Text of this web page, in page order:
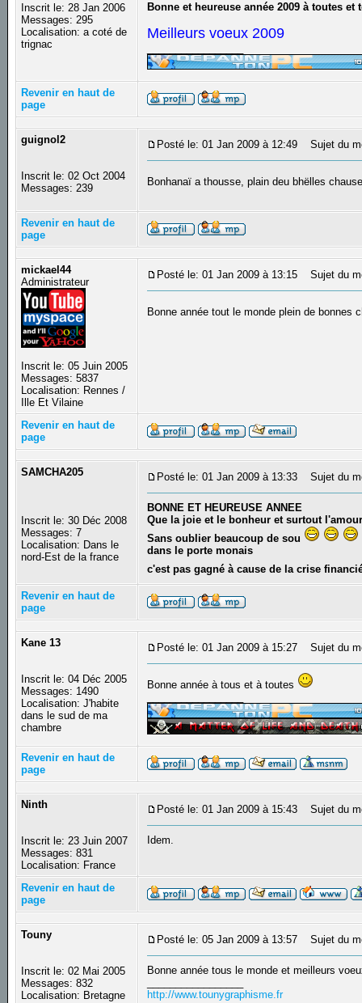
Inscrit le: 28 Jan 2006
Messages: 295
Localisation: a coté de
trignac
Bonne et heureuse année 2009 à toutes et
Meilleurs voeux 2009
Revenir en haut de
page
guignol2
Inscrit le: 02 Oct 2004
Messages: 239
Posté le: 01 Jan 2009 à 12:49 Sujet du
Bonhanaï a thousse, plain deu bhëlles
Revenir en haut de
page
mickael44
Administrateur
Inscrit le: 05 Juin 2005
Messages: 5837
Localisation: Rennes /
Ille Et Vilaine
Posté le: 01 Jan 2009 à 13:15 Sujet du
Bonne année tout le monde plein de bonnes
Revenir en haut de
page
SAMCHA205
Inscrit le: 30 Déc 2008
Messages: 7
Localisation: Dans le
nord-Est de la france
Posté le: 01 Jan 2009 à 13:33 Sujet du
BONNE ET HEUREUSE ANNEE
Que la joie et le bonheur et surtout
Sans oublier beaucoup de sou
dans le porte monais
c'est pas gagné à cause de la crise
Revenir en haut de
page
Kane 13
Inscrit le: 04 Déc 2005
Messages: 1490
Localisation: J'habite
dans le sud de ma
chambre
Posté le: 01 Jan 2009 à 15:27 Sujet du
Bonne année à tous et à toutes
Revenir en haut de
page
Ninth
Inscrit le: 23 Juin 2007
Messages: 831
Localisation: France
Posté le: 01 Jan 2009 à 15:43 Sujet du
Idem.
Revenir en haut de
page
Touny
Inscrit le: 02 Mai 2005
Messages: 832
Localisation: Bretagne
Posté le: 05 Jan 2009 à 13:57 Sujet du
Bonne année tous le monde et meilleurs
http://www.tounygraphisme.fr